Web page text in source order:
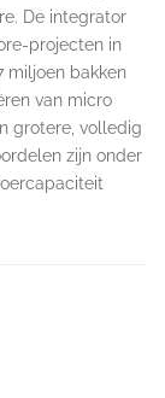
De integrator
projecten in
miljoen bakken
van micro
grotere, volledig
zijn onder